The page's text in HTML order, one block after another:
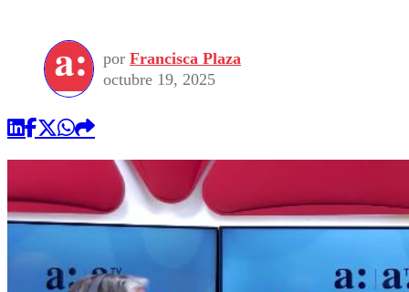
Torneo Internacional
Torneo Nacional
Internacional
Nacional
Programas
Comercial
por Francisca Plaza
octubre 19, 2025